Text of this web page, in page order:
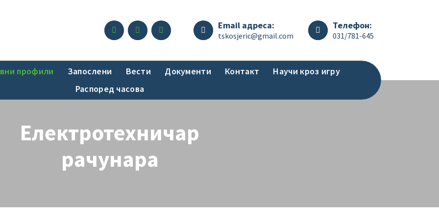
Email адреса:
tskosjeric@gmail.com
Телефон:
031/781-645
профили Запослени Вести Документи Контакт
Научи кроз игру
Распоред часова
Електротехничар
рачунара